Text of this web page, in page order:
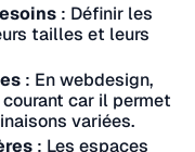
: Définir les
tailles et leurs
: En webdesign,
car il permet
variées.
: Les espaces